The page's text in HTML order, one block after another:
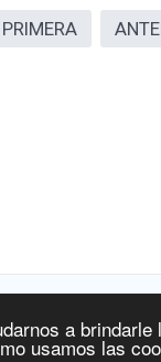
a
usamos las
PRIMERA
de